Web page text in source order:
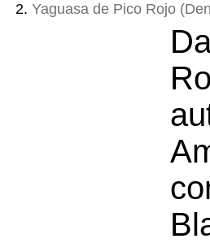
2. Yaguasa de Pico Rojo